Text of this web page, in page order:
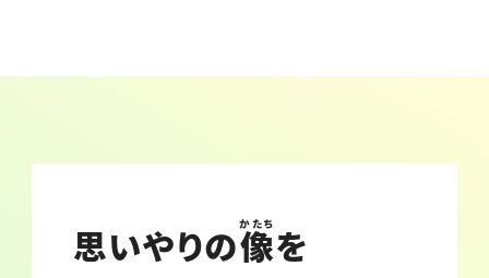
思いやりの像
かたち
を